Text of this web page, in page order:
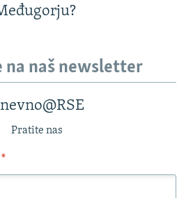
na naš newsletter
Pratite nas
*